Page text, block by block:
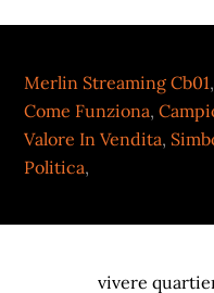
Merlin Streaming Cb01
Come Funziona,
Valore In Vendita,
Politica,
vivere